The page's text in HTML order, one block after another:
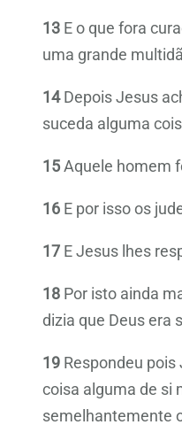
13 E o que fora
uma grande
14Depois Jesus
suceda alguma
15Aquele homem
16 E por isso os
17 E Jesus lhes
18 Por isto ainda
dizia que Deus era
19 Respondeu pois
coisa alguma de si
semelhantemente